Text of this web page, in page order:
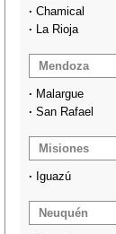
· Chamical
· La Rioja
Mendoza
· Malargue
· San Rafael
Misiones
· Iguazú
Neuquén